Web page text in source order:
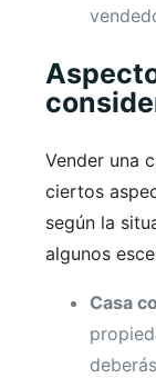
Vender una
ciertos
según la
algunos
Casa